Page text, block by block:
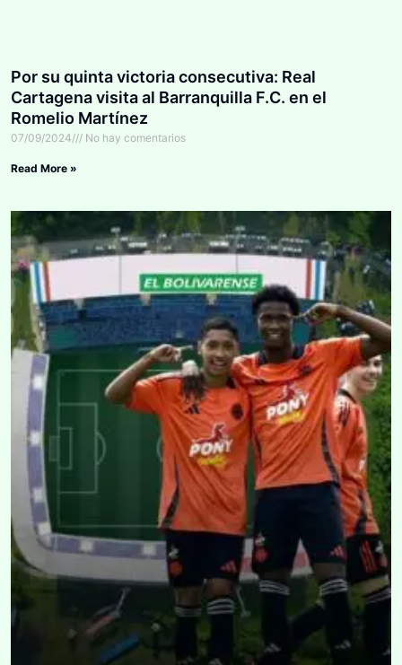
Por su quinta victoria consecutiva: Real
Cartagena visita al Barranquilla F.C. en el
Romelio Martínez
07/09/2024 No hay comentarios
Read More »